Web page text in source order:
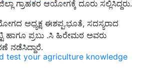
test your agriculture knowledge
ಗ್ರಾಹಕರ ಆಯೋಗಕ್ಕೆ ದೂರು ಸಲ್ಲಿಸಿದ್ದರು.
ಅಧ್ಯಕ್ಷ ಈಶಪ್ಪ.ಭೂತೆ, ಸದಸ್ಯರಾದ
ಹಾಗೂ ಪ್ರಬು .ಸಿ ಹಿರೇಮಠ ಅವರು
ನಡೆಸಿದ್ದಾರೆ.